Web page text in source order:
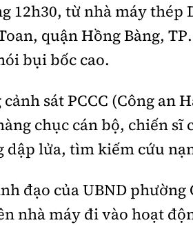
Lối sống
Ẩm thực
12h30, từ nhà máy thép
quận Hồng Bàng,
bụi bốc cao.
cảnh sát PCCC (Công an
chục cán bộ, chiến
dập lửa, tìm kiếm cứu
đạo của UBND
nhà máy đi vào hoạt